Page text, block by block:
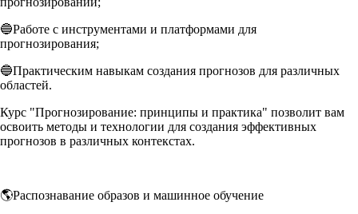
🔵Работе с инструментами и платформами для
прогнозирования;
🔵Практическим навыкам создания прогнозов для различных
областей.
Курс "Прогнозирование: принципы и практика" позволит вам
освоить методы и технологии для создания эффективных
прогнозов в различных контекстах.
🌎Распознавание образов и машинное обучение